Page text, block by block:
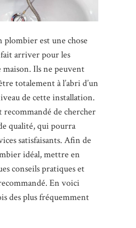
plombier est une chose
arriver pour les
maison. Ils ne peuvent
totalement à l’abri d’un
de cette installation.
de chercher
qualité, qui pourra
satisfaisants. Afin de
idéal, mettre en
conseils pratiques et
En voici
des plus fréquemment